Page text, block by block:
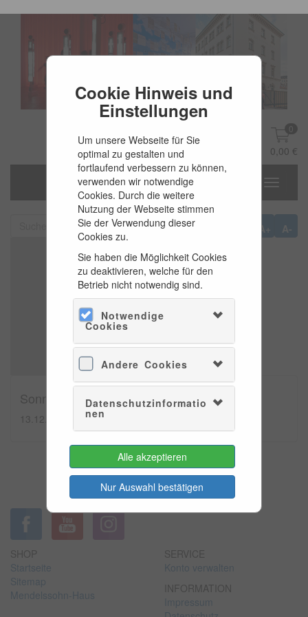
Cookie Hinweis und
Einstellungen
Um unsere Webseite für Sie
optimal zu gestalten und
fortlaufend verbessern zu können,
verwenden wir notwendige
Cookies. Durch die weitere
Nutzung der Webseite stimmen
Sie der Verwendung dieser
Cookies zu.
Sie haben die Möglichkeit Cookies
zu deaktivieren, welche für den
Betrieb nicht notwendig sind.
Notwendige
Cookies
Andere Cookies
Datenschutzinformatio
nen
Alle akzeptieren
Nur Auswahl bestätigen
DE
0
0,00 €
Toggle
A-
A+
Sonntagsmatinée
13.12.2026 - 11:00
zzt. nicht verfügbar
SHOP
Startseite
Sitemap
Mendelssohn-Haus
SERVICE
Konto verwalten
INFORMATION
Impressum